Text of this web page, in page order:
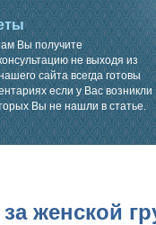
Вы получите
не выходя из
сайта всегда готовы
если у Вас возникли
Вы не нашли в статье.
женской